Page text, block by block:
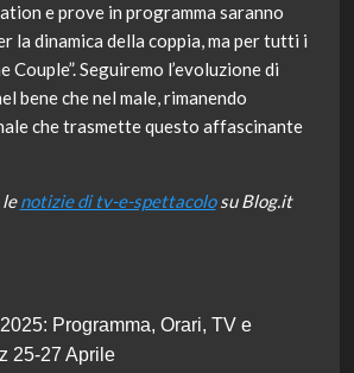
e prove in programma saranno
la dinamica della coppia, ma per tutti i
Couple”. Seguiremo l’evoluzione di
bene che nel male, rimanendo
che trasmette questo affascinante
lenotizie di tv-e-spettacolosu Blog.it
Programma, Orari, TV e
25-27 Aprile